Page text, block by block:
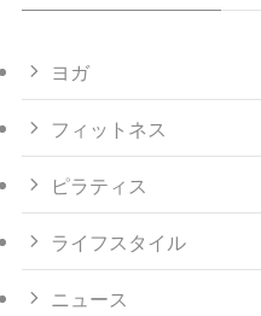
ヨガ
フィットネス
ピラティス
ライフスタイル
ニュース